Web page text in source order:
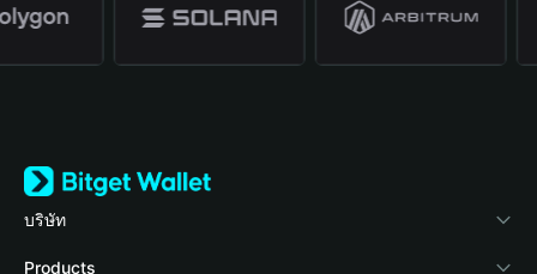
บริษัท
เกี่ยวกับ Bitget Wallet
Products